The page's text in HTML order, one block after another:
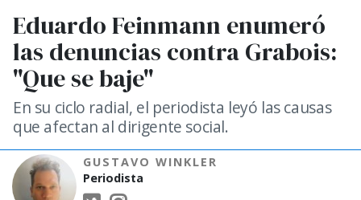
Eduardo Feinmann enumeró
las denuncias contra Grabois:
"Que se baje"
En su ciclo radial, el periodista leyó las causas
que afectan al dirigente social.
GUSTAVO WINKLER
Periodista